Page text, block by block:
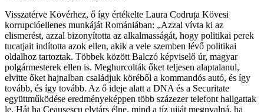
Visszatérve Kövérhez, ő így értékelte Laura Codruța Kövesi
korrupcióellenes munkáját Romániában: „Azzal vívta ki az
elismerést, azzal bizonyította az alkalmasságát, hogy politikai perek
tucatjait indította azok ellen, akik a vele szemben lévő politikai
oldalhoz tartoztak. Többek között Balczó képviselő úr, magyar
polgármesterek ellen is. Meghurcolták őket teljesen alaptalanul,
elvitte őket hajnalban családjuk köréből a kommandós autó, és így
tovább, és így tovább. Az ő ideje alatt a DNA és a Securitate
együttműködése eredményeképpen több százezer telefont hallgattak
le. Hát ha Ceaușescu elvtárs élne, mind a tíz ujját megnyalná, ha